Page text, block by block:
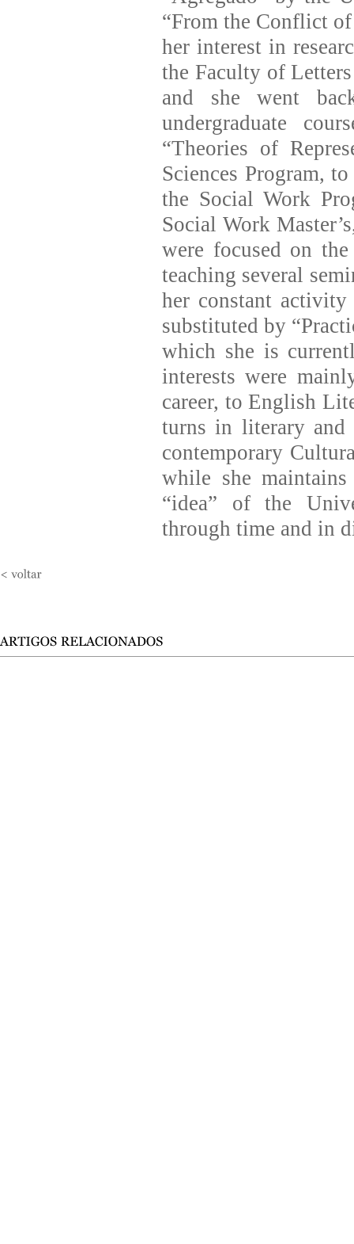
“From the Conflict
her interest in
the Faculty of
and she went
undergraduate
“Theories of
Sciences Program,
the Social Work
Social Work
were focused on
teaching several
her constant
substituted by
which she is
interests were
career, to English
turns in literary and
contemporary
while she
“idea” of the
through time and in